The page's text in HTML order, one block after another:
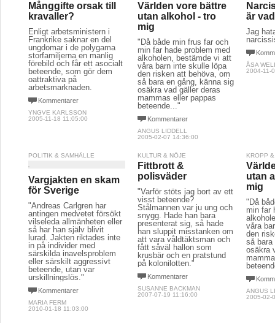
Månggifte orsak till
kravaller?
Enligt arbetsministern i
Frankrike saknar en del
ungdomar i de polygama
storfamiljerna en manlig
förebild och får ett asocialt
beteende, som gör dem
oattraktiva på
arbetsmarknaden.
Kommentarer
YNGVE KARLSSON
2005-11-18 11:05:00
Världen vore bättre
utan alkohol - tro
mig
"Då både min frus far och
min far hade problem med
alkoholen, bestämde vi att
våra barn inte skulle löpa
den risken att behöva, om
så bara en gång, känna sig
osäkra vad gäller deras
mammas eller pappas
beteende..."
Kommentarer
ANGUS LIDDELL
2005-02-07 14:36:00
är
Jag
ÅSA
2004-11-
POLITIK & SAMHÄLLE
Vargjakten en skam
för Sverige
"Andreas Carlgren har
antingen medvetet försökt
vilseleda allmänheten eller
så har han själv blivit
lurad. Jakten riktades inte
in på individer med
särskilda inavelsproblem
eller särskilt aggressivt
beteende, utan var
urskillningslös."
Kommentarer
MARIA FERM
2010-01-18 11:03:00
KULTUR & NÖJE
Fittbrott &
polisväder
"Varför stöts jag bort av ett
visst beteende?
Stålmannen var ju ung och
snygg. Hade han bara
presenterat sig, så hade
han sluppit misstanken om
att vara våldtäktsman och
fått såväl hallon som
krusbär och en pratstund
på kolonilotten."
Kommentarer
SUSANNE BACKMAN
2007-07-19 11:16:00
KROPP
utan
mig
"Då
min far
våra
den
så bara
osäkra
ANGUS
2005-02-